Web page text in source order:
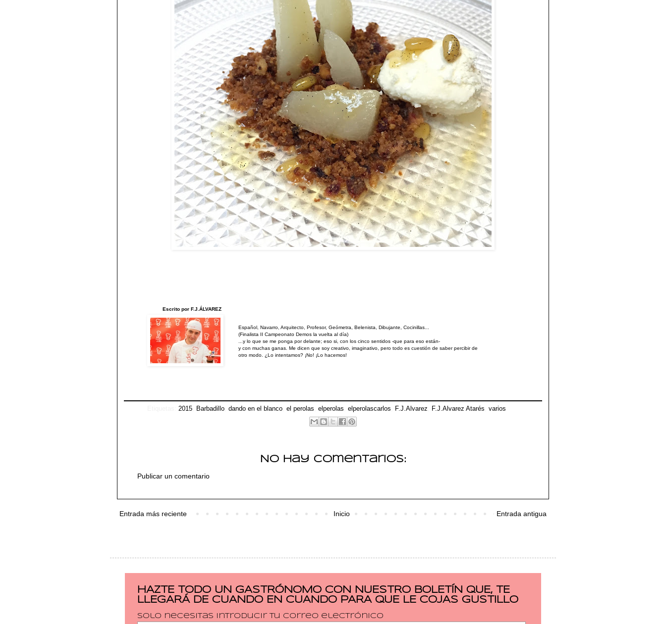
Escrito por F.J.ÁLVAREZ
Español, Navarro, Arquitecto, Profesor, Geómetra, Belenista, Dibujante, Cocinillas...
(Finalista II Campeonato Demos la vuelta al día)
...y lo que se me ponga por delante; eso si, con los cinco sentidos -que para eso están-
y con muchas ganas. Me dicen que soy creativo, imaginativo, pero todo es cuestión de saber percibir de
otro modo. ¿Lo intentamos? ¡No! ¡Lo hacemos!
2015 Barbadillo ,dando en el blanco ,el perolas ,elperolas ,elperolascarlos F.J.Alvarez F.J.Alvarez Atarés ,varios
No hay comentarios:
Publicar un comentario
Entrada más reciente Entrada antigua
Inicio
HAZTE TODO UN GASTRÓNOMO CON NUESTRO BOLETÍN QUE, TE
LLEGARÁ DE CUANDO EN CUANDO PARA QUE LE COJAS GUSTILLO
Solo necesitas introducir tu correo electrónico